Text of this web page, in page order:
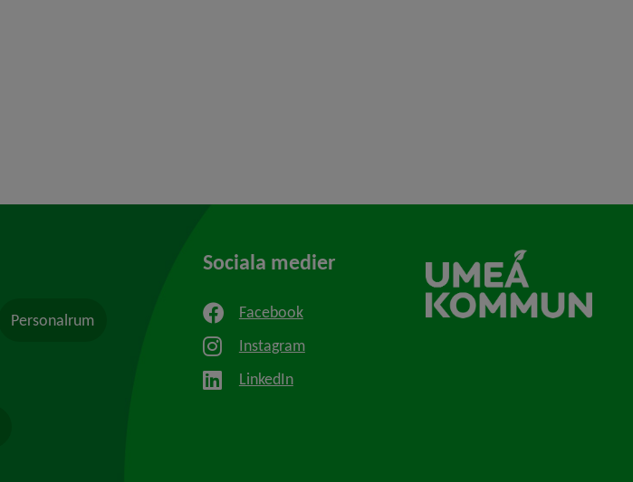
Personalrum
Sociala medier
Facebook
Instagram
LinkedIn